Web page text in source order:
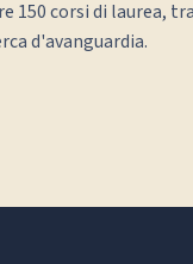
150 corsi di laurea,
d'avanguardia.